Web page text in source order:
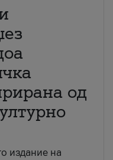
од
издание на